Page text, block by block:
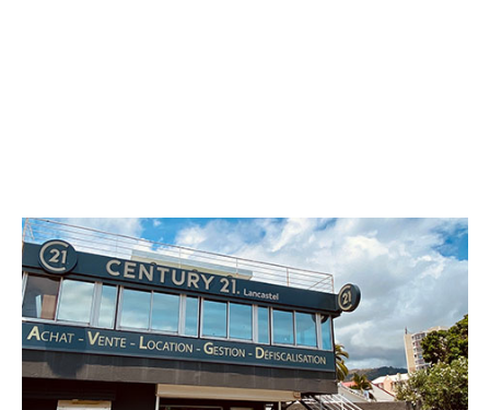
CENTURY 21 Lancastel
362 rue du Maréchal Leclerc
ST DENIS - 97400
Envoyer un message